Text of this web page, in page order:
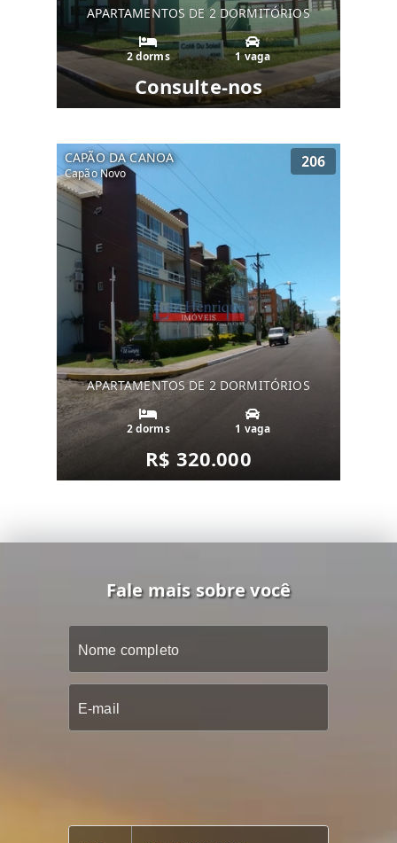
APARTAMENTOS DE 2 DORMITÓRIOS
2 dorms 1 vaga
Consulte-nos
CAPÃO DA CANOA
Capão Novo
206
APARTAMENTOS DE 2 DORMITÓRIOS
2 dorms 1 vaga
R$ 320.000
Fale mais sobre você